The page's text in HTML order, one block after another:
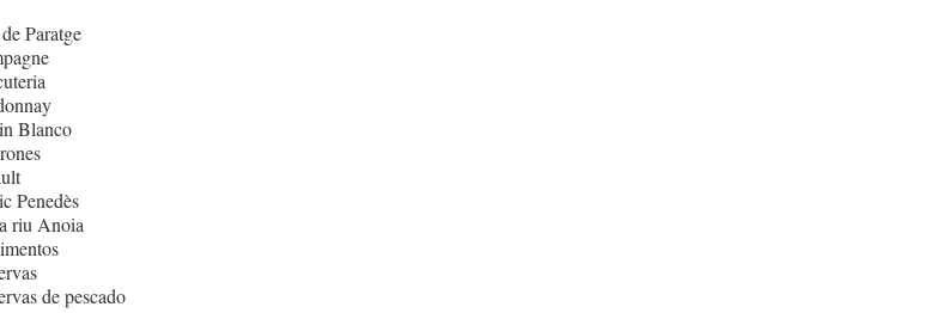
Paratge
Blanco
Penedès
riu Anoia
de pescado